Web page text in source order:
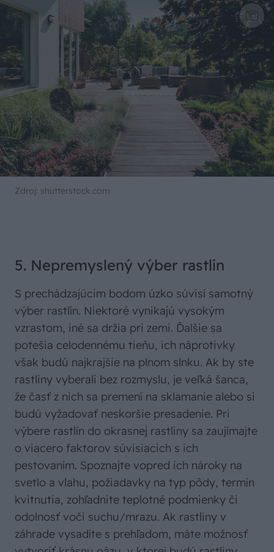
Zdroj: shutterstock.com
5. Nepremyslený výber rastlín
S prechádzajúcim bodom úzko súvisí samotný
výber rastlín. Niektoré vynikajú vysokým
vzrastom, iné sa držia pri zemi. Ďalšie sa
potešia celodennému tieňu, ich náprotivky
však budú najkrajšie na plnom slnku. Ak by ste
rastliny vyberali bez rozmyslu, je veľká šanca,
že časť z nich sa premení na sklamanie alebo si
budú vyžadovať neskoršie presadenie. Pri
výbere rastlín do okrasnej rastliny sa zaujímajte
o viacero faktorov súvisiacich s ich
pestovaním. Spoznajte vopred ich nároky na
svetlo a vlahu, požiadavky na typ pôdy, termín
kvitnutia, zohľadnite teplotné podmienky či
odolnosť voči suchu/mrazu. Ak rastliny v
záhrade vysadíte s prehľadom, máte možnosť